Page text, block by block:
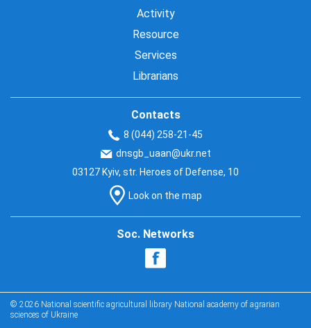
Activity
Resource
Services
Librarians
Contacts
8 (044) 258-21-45
dnsgb_uaan@ukr.net
03127 Kyiv, str. Heroes of Defense, 10
Look on the map
Soc. Networks
© 2026 National scientific agricultural library National academy of agrarian
sciences of Ukraine